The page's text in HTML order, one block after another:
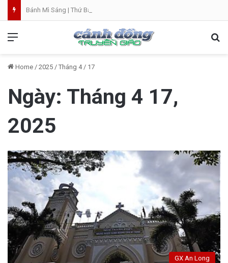
Bánh Mì Sáng | Thứ Bảy 08.08 | Thánh Đaminh, Linh mục
Home / 2025 / Tháng 4 / 17
Ngày: Tháng 4 17,
2025
GX An Long